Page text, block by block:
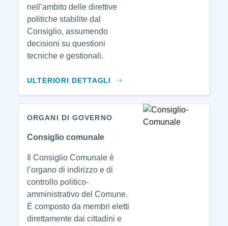
nell’ambito delle direttive
politiche stabilite dal
Consiglio, assumendo
decisioni su questioni
tecniche e gestionali.
ULTERIORI DETTAGLI
ORGANI DI GOVERNO
Consiglio comunale
Il Consiglio Comunale è
l’organo di indirizzo e di
controllo politico-
amministrativo del Comune.
È composto da membri eletti
direttamente dai cittadini e